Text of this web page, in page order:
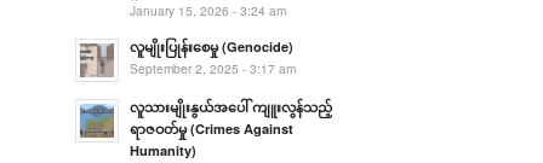
January 15, 2026 - 3:24 am
လူမျိုးပြုန်းစေမှု (Genocide)
September 2, 2025 - 3:17 am
လူသားမျိုးနွယ်အပေါ် ကျူးလွန်သည့်
ရာဇဝတ်မှု (Crimes Against
Humanity)